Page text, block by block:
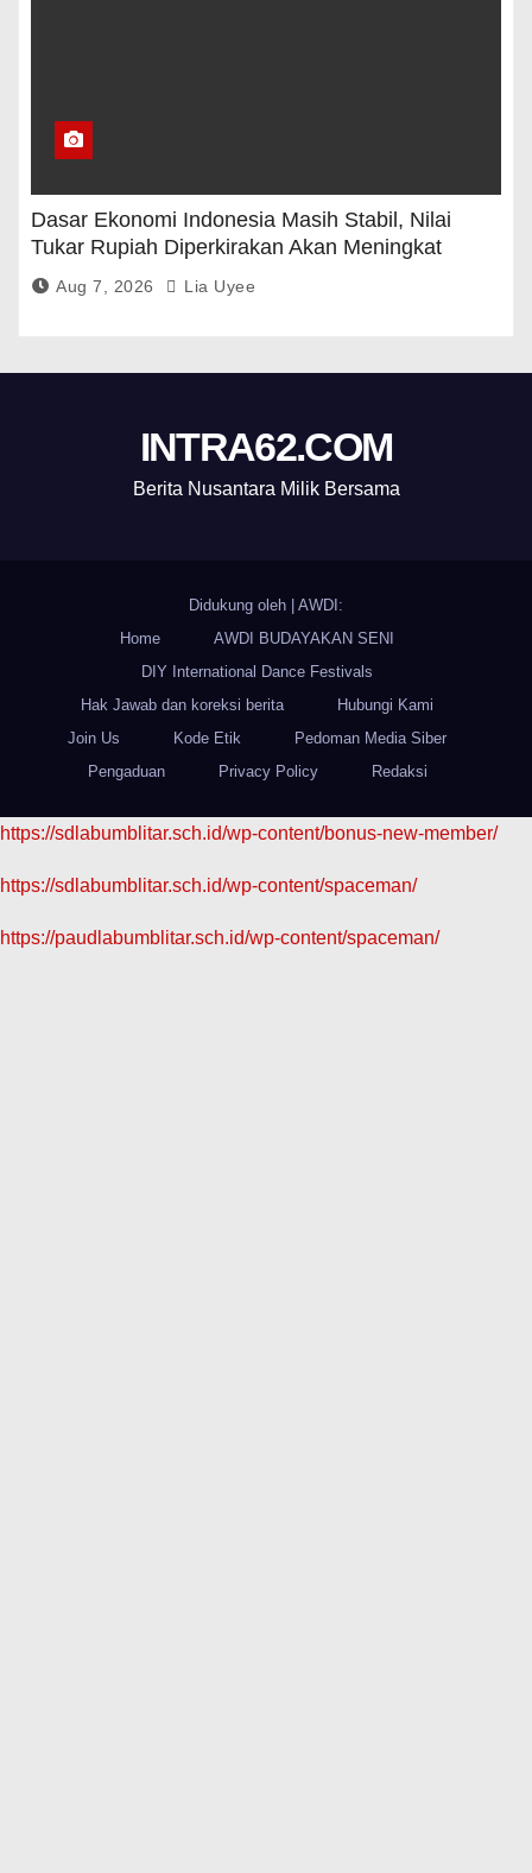
Dasar Ekonomi Indonesia Masih Stabil, Nilai
Tukar Rupiah Diperkirakan Akan Meningkat
Aug 7, 2026 Lia Uyee
INTRA62.COM
Berita Nusantara Milik Bersama
Didukung oleh
AWDI:
Home
AWDI BUDAYAKAN SENI
DIY International Dance Festivals
Hak Jawab dan koreksi berita
Hubungi Kami
Join Us
Kode Etik
Pedoman Media Siber
Pengaduan
Privacy Policy Redaksi
https://sdlabumblitar.sch.id/wp-content/bonus-new-member/
https://sdlabumblitar.sch.id/wp-content/spaceman/
https://paudlabumblitar.sch.id/wp-content/spaceman/